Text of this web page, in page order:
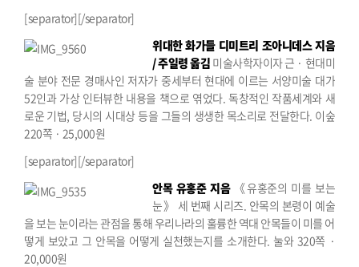
[separator][/separator]
위대한 화가들 디미트리 조아니데스 지음
/ 주일령 옮김 미술사학자이자 근 · 현대미
술 분야 전문 경매사인 저자가 중세부터 현대에 이르는 서양미술 대가
52인과 가상 인터뷰한 내용을 책으로 엮었다. 독창적인 작품세계와 새
로운 기법, 당시의 시대상 등을 그들의 생생한 목소리로 전달한다. 이숲
220쪽 · 25,000원
[separator][/separator]
안목 유홍준 지음《유홍준의 미를 보는
눈》 세 번째 시리즈. 안목의 본령이 예술
을 보는 눈이라는 관점을 통해 우리나라의 훌륭한 역대 안목들이 미를 어
떻게 보았고 그 안목을 어떻게 실천했는지를 소개한다. 눌와 320쪽 ·
20,000원